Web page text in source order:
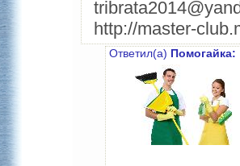
http://master-
Ответил(а) Помогайка: